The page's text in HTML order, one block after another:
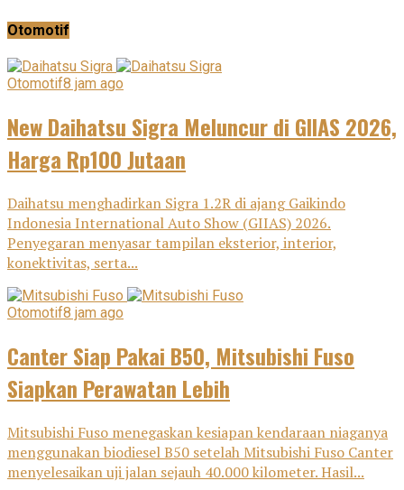
Otomotif
Otomotif8 jam ago
New Daihatsu Sigra Meluncur di GIIAS 2026,
Harga Rp100 Jutaan
Daihatsu menghadirkan Sigra 1.2R di ajang Gaikindo
Indonesia International Auto Show (GIIAS) 2026.
Penyegaran menyasar tampilan eksterior, interior,
konektivitas, serta...
Otomotif8 jam ago
Canter Siap Pakai B50, Mitsubishi Fuso
Siapkan Perawatan Lebih
Mitsubishi Fuso menegaskan kesiapan kendaraan niaganya
menggunakan biodiesel B50 setelah Mitsubishi Fuso Canter
menyelesaikan uji jalan sejauh 40.000 kilometer. Hasil...